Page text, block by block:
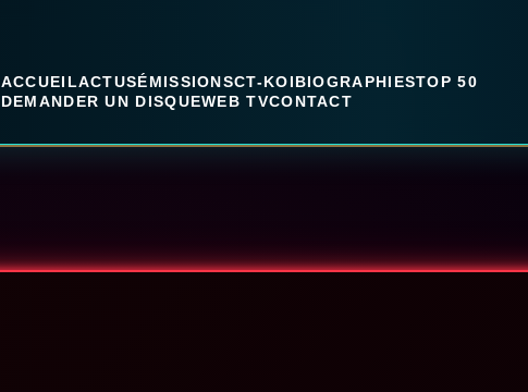
ACCUEILACTUSÉMISSIONSCT-KOIBIOGRAPHIESTOP 50
DEMANDER UN DISQUEWEB TVCONTACT